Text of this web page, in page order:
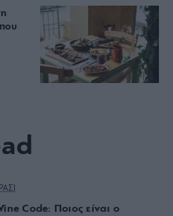
Code: Ποιος είναι ο